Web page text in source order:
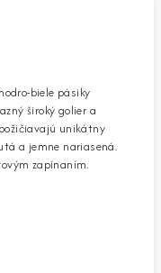
biele pásiky
široký golier a
unikátny
a jemne nariasená.
zapínaním.